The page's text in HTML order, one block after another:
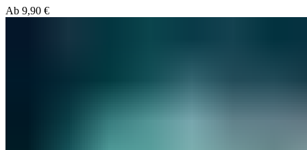
Ab 9,90 €